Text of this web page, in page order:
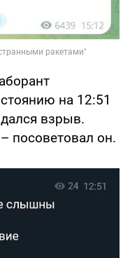
на 12:51
взрыв.
посоветовал он.